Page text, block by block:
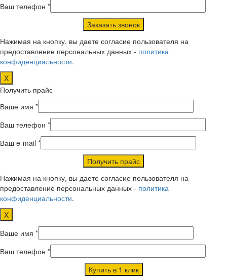
Ваш телефон *
Нажимая на кнопку, вы даете согласие пользователя на
предоставление персональных данных - политика
конфиденциальности.
X
Получить прайс
Ваше имя *
Ваш телефон *
Ваш e-mail *
Нажимая на кнопку, вы даете согласие пользователя на
предоставление персональных данных - политика
конфиденциальности.
X
Ваше имя *
Ваш телефон *